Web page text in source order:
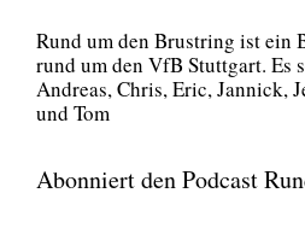
Rund um den Brust­ring ist ein
rund um den VfB Stutt­gart. Es
Andre­as, Chris, Eric, Jan­nick,
und Tom
Abonniert den Podcast